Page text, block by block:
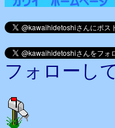
フォローし